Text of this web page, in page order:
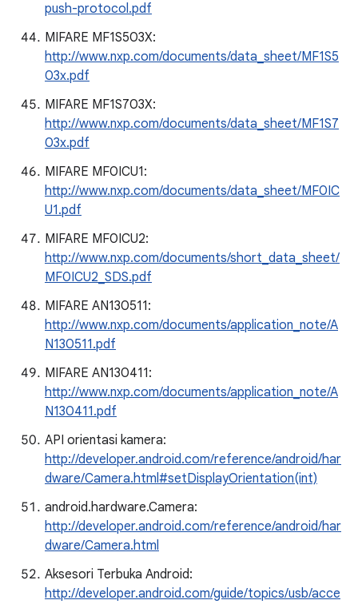
push-protocol.pdf
MIFARE MF1S503X:
http://www.nxp.com/documents/data_sheet/MF1S5
03x.pdf
MIFARE MF1S703X:
http://www.nxp.com/documents/data_sheet/MF1S7
03x.pdf
MIFARE MF0ICU1:
http://www.nxp.com/documents/data_sheet/MF0IC
U1.pdf
MIFARE MF0ICU2:
http://www.nxp.com/documents/short_data_sheet/
MF0ICU2_SDS.pdf
MIFARE AN130511:
http://www.nxp.com/documents/application_note/A
N130511.pdf
MIFARE AN130411:
http://www.nxp.com/documents/application_note/A
N130411.pdf
API orientasi kamera:
http://developer.android.com/reference/android/har
dware/Camera.html#setDisplayOrientation(int)
android.hardware.Camera:
http://developer.android.com/reference/android/har
dware/Camera.html
Aksesori Terbuka Android:
http://developer.android.com/guide/topics/usb/acce